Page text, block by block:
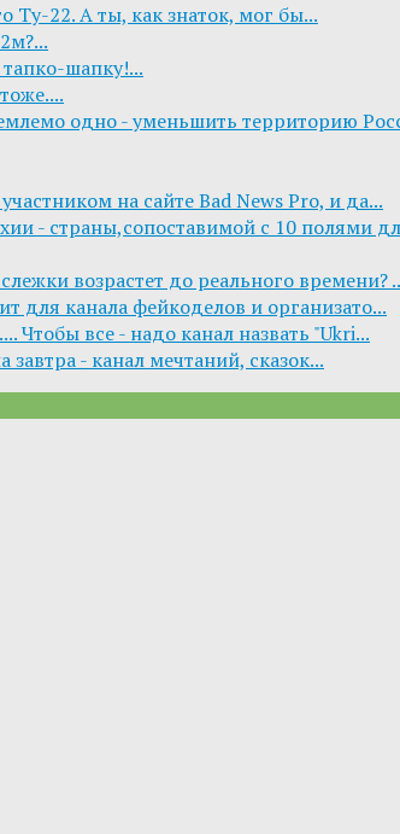
Ту-22. А ты, как знаток, мог бы...
шапку!...
одно - уменьшить территорию
на сайте Bad News Pro, и да...
- страны,сопоставимой с 10 полями
возрастет до реального времени?
для канала фейкоделов и организато...
Чтобы все - надо канал назвать "Ukri...
- канал мечтаний, сказок...